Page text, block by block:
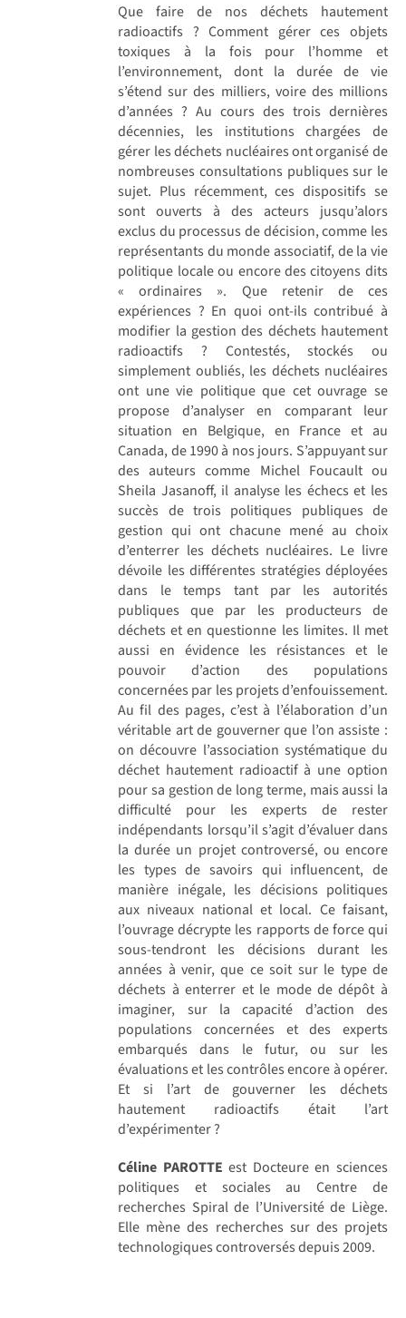
Que faire de nos déchets hautement
radioactifs ? Comment gérer ces objets
toxiques à la fois pour l’homme et
l’environnement, dont la durée de vie
s’étend sur des milliers, voire des millions
d’années ? Au cours des trois dernières
décennies, les institutions chargées de
gérer les déchets nucléaires ont organisé de
nombreuses consultations publiques sur le
sujet. Plus récemment, ces dispositifs se
sont ouverts à des acteurs jusqu’alors
exclus du processus de décision, comme les
représentants du monde associatif, de la vie
politique locale ou encore des citoyens dits
« ordinaires ». Que retenir de ces
expériences ? En quoi ont-ils contribué à
modifier la gestion des déchets hautement
radioactifs ? Contestés, stockés ou
simplement oubliés, les déchets nucléaires
ont une vie politique que cet ouvrage se
propose d’analyser en comparant leur
situation en Belgique, en France et au
Canada, de 1990 à nos jours. S’appuyant sur
des auteurs comme Michel Foucault ou
Sheila Jasanoff, il analyse les échecs et les
succès de trois politiques publiques de
gestion qui ont chacune mené au choix
d’enterrer les déchets nucléaires. Le livre
dévoile les différentes stratégies déployées
dans le temps tant par les autorités
publiques que par les producteurs de
déchets et en questionne les limites. Il met
aussi en évidence les résistances et le
pouvoir d’action des populations
concernées par les projets d’enfouissement.
Au fil des pages, c’est à l’élaboration d’un
véritable art de gouverner que l’on assiste :
on découvre l’association systématique du
déchet hautement radioactif à une option
pour sa gestion de long terme, mais aussi la
difficulté pour les experts de rester
indépendants lorsqu’il s’agit d’évaluer dans
la durée un projet controversé, ou encore
les types de savoirs qui influencent, de
manière inégale, les décisions politiques
aux niveaux national et local. Ce faisant,
l’ouvrage décrypte les rapports de force qui
sous-tendront les décisions durant les
années à venir, que ce soit sur le type de
déchets à enterrer et le mode de dépôt à
imaginer, sur la capacité d’action des
populations concernées et des experts
embarqués dans le futur, ou sur les
évaluations et les contrôles encore à opérer.
Et si l’art de gouverner les déchets
hautement radioactifs était l’art
d’expérimenter ?
Céline PAROTTE est Docteure en sciences
politiques et sociales au Centre de
recherches Spiral de l’Université de Liège.
Elle mène des recherches sur des projets
technologiques controversés depuis 2009.